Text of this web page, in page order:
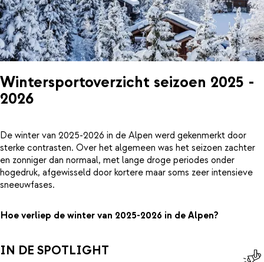
Wintersportoverzicht seizoen 2025 -
2026
De winter van 2025-2026 in de Alpen werd gekenmerkt door
sterke contrasten. Over het algemeen was het seizoen zachter
en zonniger dan normaal, met lange droge periodes onder
hogedruk, afgewisseld door kortere maar soms zeer intensieve
sneeuwfases.
Hoe verliep de winter van 2025-2026 in de Alpen?
IN DE SPOTLIGHT